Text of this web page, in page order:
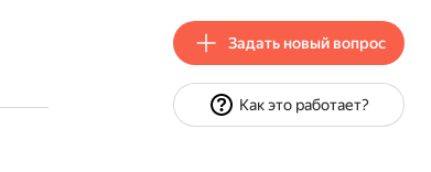
Задать новый вопрос
Как это работает?